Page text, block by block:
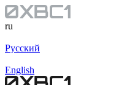
ru
Русский
English